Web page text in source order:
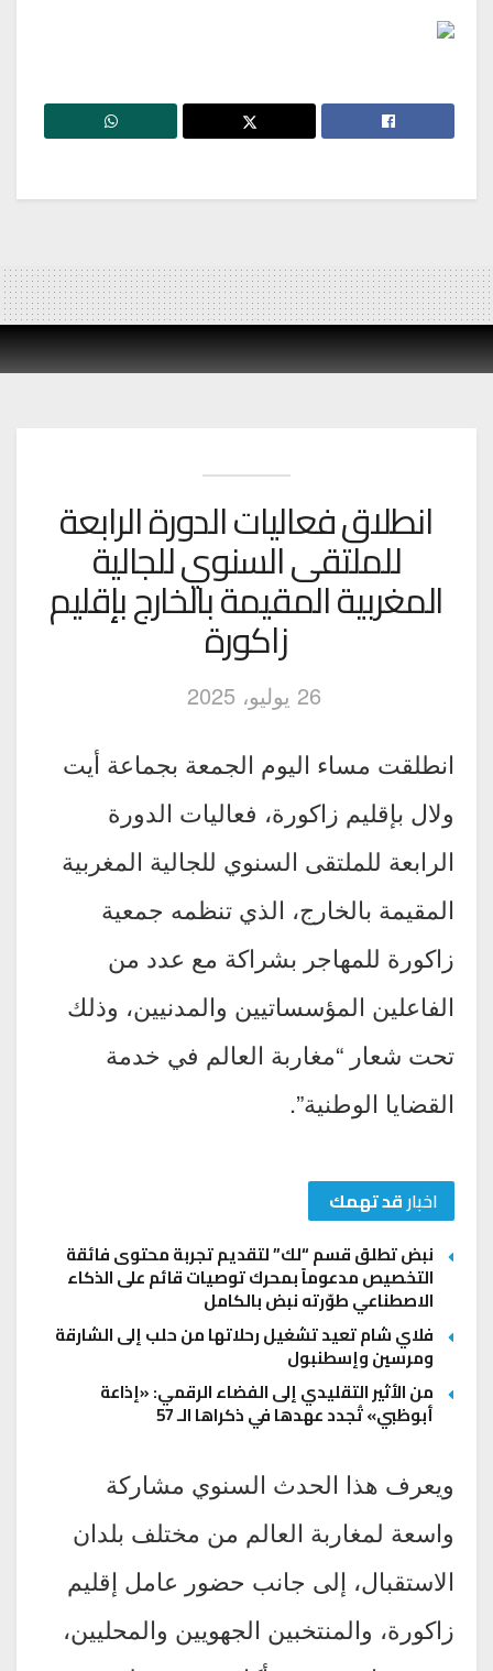
انطلاق فعاليات الدورة الرابعة
للملتقى السنوي للجالية
المغربية المقيمة بالخارج بإقليم
زاكورة
26 يوليو، 2025
انطلقت مساء اليوم الجمعة بجماعة أيت
ولال بإقليم زاكورة، فعاليات الدورة
الرابعة للملتقى السنوي للجالية المغربية
المقيمة بالخارج، الذي تنظمه جمعية
زاكورة للمهاجر بشراكة مع عدد من
الفاعلين المؤسساتيين والمدنيين، وذلك
تحت شعار “مغاربة العالم في خدمة
القضايا الوطنية”.
اخبارقد تهمك
نبض تطلق قسم “لك” لتقديم تجربة محتوى فائقة
التخصيص مدعوماً بمحرك توصيات قائم على الذكاء
الاصطناعي طوّرته نبض بالكامل
فلاي شام تعيد تشغيل رحلاتها من حلب إلى الشارقة
ومرسين وإسطنبول
من الأثير التقليدي إلى الفضاء الرقمي: «إذاعة
أبوظبي» تُجدد عهدها في ذكراها الـ 57
ويعرف هذا الحدث السنوي مشاركة
واسعة لمغاربة العالم من مختلف بلدان
الاستقبال، إلى جانب حضور عامل إقليم
زاكورة، والمنتخبين الجهويين والمحليين،